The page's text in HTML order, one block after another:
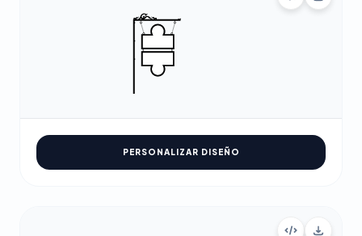
PERSONALIZAR DISEÑO